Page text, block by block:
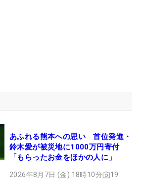
あふれる熊本への思い 首位発進・
鈴木愛が被災地に1000万円寄付
「もらったお金をほかの人に」
2026年8月7日 (金) 18時10分 19